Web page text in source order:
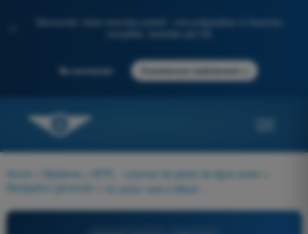
Découvrez notre nouveau portail : une préparation à l'examen
Se connecter Commencer maintenant
Home Matières ATPL - Licence de pilote de ligne avion
Navigation générale